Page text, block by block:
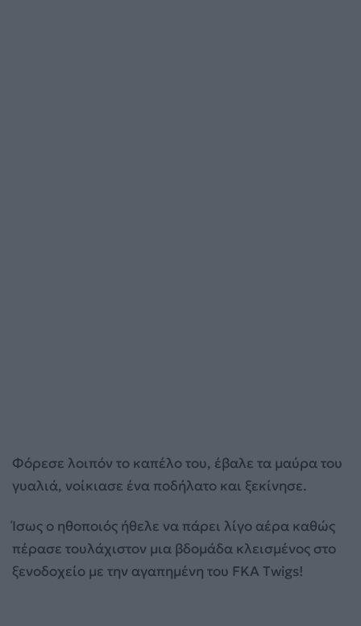
Φόρεσε λοιπόν το καπέλο του, έβαλε τα μαύρα του
γυαλιά, νοίκιασε ένα ποδήλατο και ξεκίνησε.
Ίσως ο ηθοποιός ήθελε να πάρει λίγο αέρα καθώς
πέρασε τουλάχιστον μια βδομάδα κλεισμένος στο
ξενοδοχείο με την αγαπημένη του FKA Twigs!